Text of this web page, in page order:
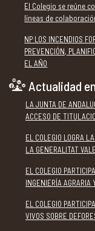
El Colegio se reúne
líneas de
NP LOS INCENDIOS
PREVENCIÓN,
EL AÑO
Actualidad
LA JUNTA DE
ACCESO DE
EL COLEGIO LOGRA
LA GENERALITAT
EL COLEGIO
INGENIERÍA AGRARIA
EL COLEGIO
VIVOS SOBRE